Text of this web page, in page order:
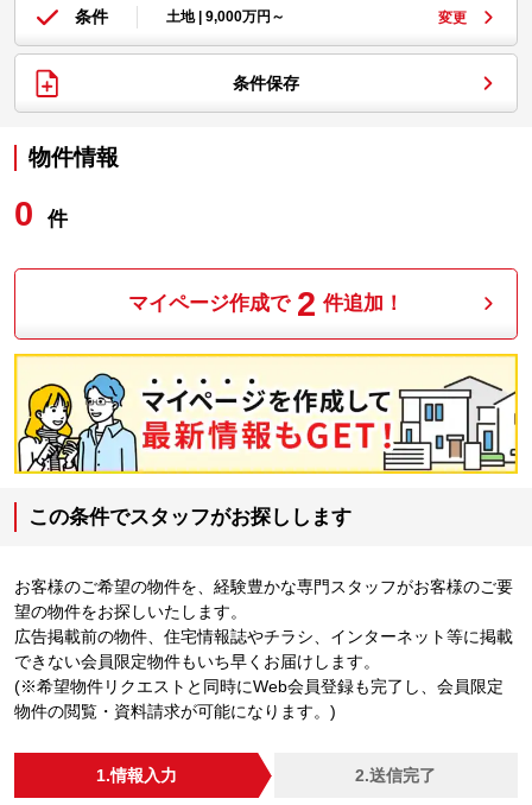
条件 土地 | 9,000万円～ 変更
条件保存
物件情報
0 件
マイページ作成で 2 件追加！
この条件でスタッフがお探しします
お客様のご希望の物件を、経験豊かな専門スタッフがお客様のご要
望の物件をお探しいたします。
広告掲載前の物件、住宅情報誌やチラシ、インターネット等に掲載
できない会員限定物件もいち早くお届けします。
(※希望物件リクエストと同時にWeb会員登録も完了し、会員限定
物件の閲覧・資料請求が可能になります。)
1.情報入力 2.送信完了